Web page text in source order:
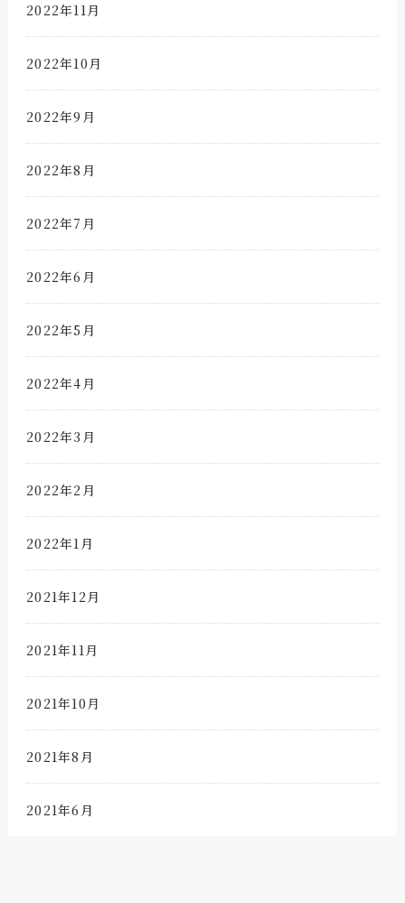
2022年11月
2022年10月
2022年9月
2022年8月
2022年7月
2022年6月
2022年5月
2022年4月
2022年3月
2022年2月
2022年1月
2021年12月
2021年11月
2021年10月
2021年8月
2021年6月